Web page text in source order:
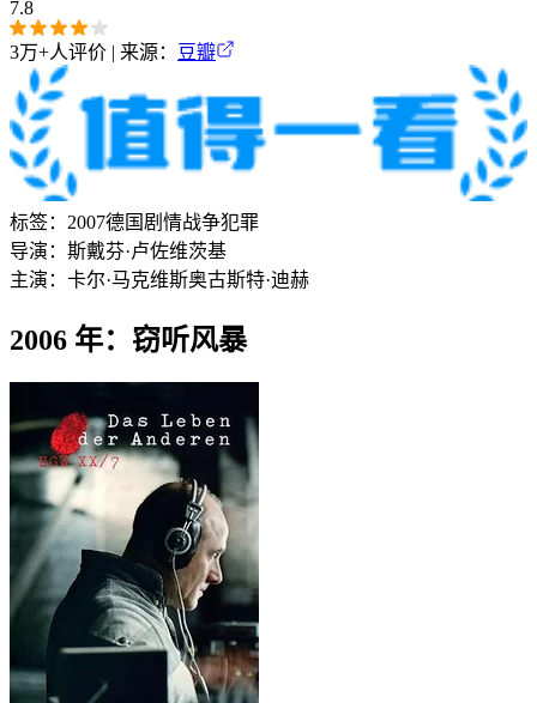
7.8
3万+人评价 | 来源： 豆瓣
标签： 2007德国 剧情战争犯罪
导演： 斯戴芬·卢佐维茨基
主演： 卡尔·马克维斯奥古斯特·迪赫
2006 年：窃听风暴